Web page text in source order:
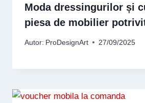
Moda dressingurilor și
piesa de mobilier
Autor: ProDesignArt 27/09/2025